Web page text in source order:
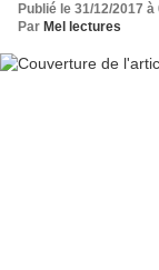
Publié le 31/12/2017 à
Par Mel lectures